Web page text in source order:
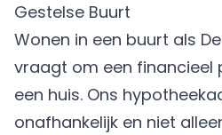
Gestelse Buurt
Wonen in een buurt als
vraagt om een financieel
een huis. Ons
onafhankelijk en niet